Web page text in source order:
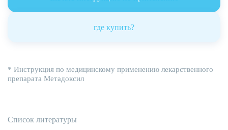
где купить?
* Инструкция по медицинскому применению лекарственного
препарата Метадоксил
Список литературы